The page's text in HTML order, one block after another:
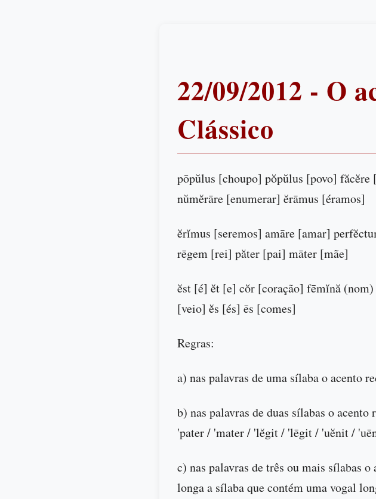
22/09/2012 - O
Clássico
pōpŭlus [choupo] pŏpŭlus [povo]
nŭmĕrāre [enumerar] ĕrāmus [éramos]
ĕrĭmus [seremos] amāre [amar]
rēgem [rei] păter [pai] māter [mãe]
ĕst [é] ĕt [e] cŏr [coração] fēmĭnă
[veio] ĕs [és] ēs [comes]
Regras:
a) nas palavras de uma sílaba o acento
b) nas palavras de duas sílabas o
'pater / 'mater / 'lĕgit / 'lēgit / 'uĕnit /
c) nas palavras de três ou mais sílabas
longa a sílaba que contém uma vogal